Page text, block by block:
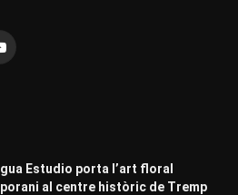
Estudio porta l’art floral
al centre històric de Tremp